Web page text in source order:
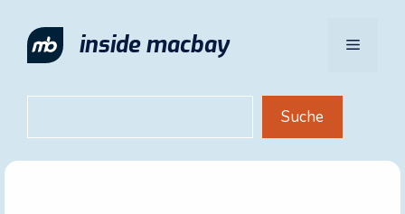
Inhalt
springen
inside macbay Menü
Suche